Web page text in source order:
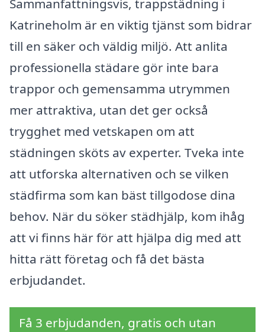
Sammanfattningsvis, trappstädning i
Katrineholm är en viktig tjänst som bidrar
till en säker och väldig miljö. Att anlita
professionella städare gör inte bara
trappor och gemensamma utrymmen
mer attraktiva, utan det ger också
trygghet med vetskapen om att
städningen sköts av experter. Tveka inte
att utforska alternativen och se vilken
städfirma som kan bäst tillgodose dina
behov. När du söker städhjälp, kom ihåg
att vi finns här för att hjälpa dig med att
hitta rätt företag och få det bästa
erbjudandet.
Få 3 erbjudanden, gratis och utan